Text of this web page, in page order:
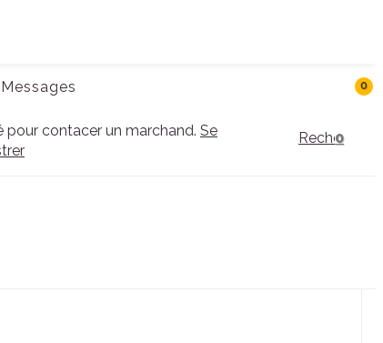
0
0
Rechercher
Connexion
Messages
pour contacer un marchand. Se